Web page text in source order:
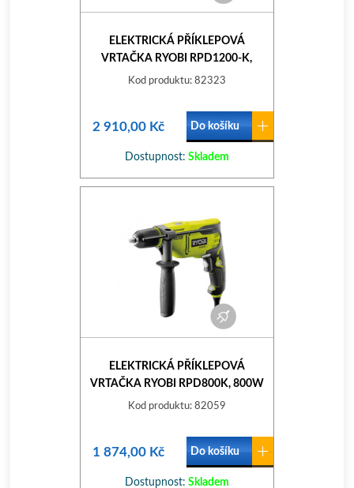
ELEKTRICKÁ PŘÍKLEPOVÁ
VRTAČKA RYOBI RPD1200-K,
1200W
Kod produktu: 82323
2 910,00 Kč Do košíku
Dostupnost: Skladem
ELEKTRICKÁ PŘÍKLEPOVÁ
VRTAČKA RYOBI RPD800K, 800W
Kod produktu: 82059
1 874,00 Kč Do košíku
Dostupnost: Skladem